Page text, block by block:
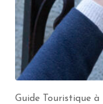
Guide Touristique